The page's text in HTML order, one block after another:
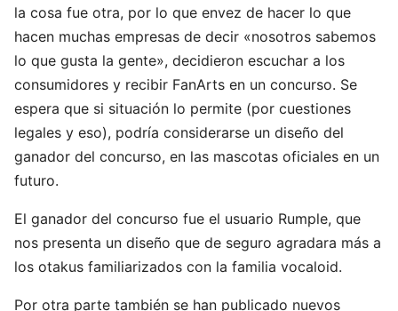
la cosa fue otra, por lo que envez de hacer lo que
hacen muchas empresas de decir «nosotros sabemos
lo que gusta la gente», decidieron escuchar a los
consumidores y recibir FanArts en un concurso. Se
espera que si situación lo permite (por cuestiones
legales y eso), podría considerarse un diseño del
ganador del concurso, en las mascotas oficiales en un
futuro.
El ganador del concurso fue el usuario Rumple, que
nos presenta un diseño que de seguro agradara más a
los otakus familiarizados con la familia vocaloid.
Por otra parte también se han publicado nuevos